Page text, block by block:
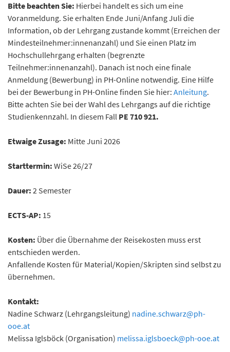
Bitte beachten Sie: Hierbei handelt es sich um eine
Voranmeldung. Sie erhalten Ende Juni/Anfang Juli die
Information, ob der Lehrgang zustande kommt (Erreichen der
Mindesteilnehmer:innenanzahl) und Sie einen Platz im
Hochschullehrgang erhalten (begrenzte
Teilnehmer:innenanzahl). Danach ist noch eine finale
Anmeldung (Bewerbung) in PH-Online notwendig. Eine Hilfe
bei der Bewerbung in PH-Online finden Sie hier: Anleitung.
Bitte achten Sie bei der Wahl des Lehrgangs auf die richtige
Studienkennzahl. In diesem Fall PE 710 921.
Etwaige Zusage: Mitte Juni 2026
Starttermin: WiSe 26/27
Dauer: 2 Semester
ECTS-AP: 15
Kosten: Über die Übernahme der Reisekosten muss erst
entschieden werden.
Anfallende Kosten für Material/Kopien/Skripten sind selbst zu
übernehmen.
Kontakt:
Nadine Schwarz (Lehrgangsleitung) nadine.schwarz@ph-
ooe.at
Melissa Iglsböck (Organisation) melissa.iglsboeck@ph-ooe.at